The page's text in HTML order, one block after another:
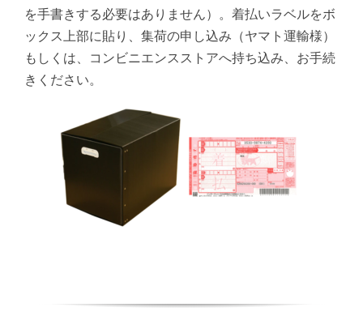
を手書きする必要はありません）。着払いラベルをボ
ックス上部に貼り、集荷の申し込み（ヤマト運輸様）
もしくは、コンビニエンスストアへ持ち込み、お手続
きください。